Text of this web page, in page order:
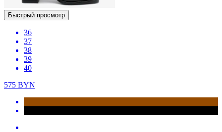
Быстрый просмотр
36
37
38
39
40
575 BYN